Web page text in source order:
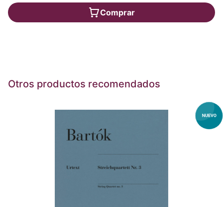
Comprar
Otros productos recomendados